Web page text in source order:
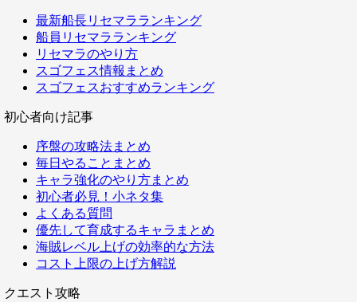
最新船長リセマラランキング
船員リセマラランキング
リセマラのやり方
スゴフェス情報まとめ
スゴフェスおすすめランキング
初心者向け記事
序盤の攻略法まとめ
毎日やることまとめ
キャラ強化のやり方まとめ
初心者必見！小ネタ集
よくある質問
優先して育成するキャラまとめ
海賊レベル上げの効率的な方法
コスト上限の上げ方解説
クエスト攻略